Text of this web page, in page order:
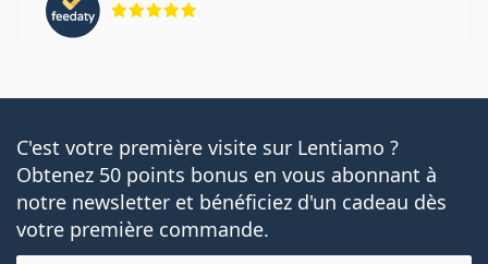
C'est votre première visite sur Lentiamo ?
Obtenez 50 points bonus en vous abonnant à
notre newsletter et bénéficiez d'un cadeau dès
votre première commande.